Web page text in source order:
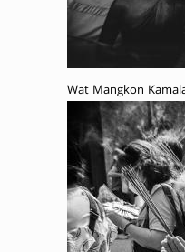
Wat Mangkon